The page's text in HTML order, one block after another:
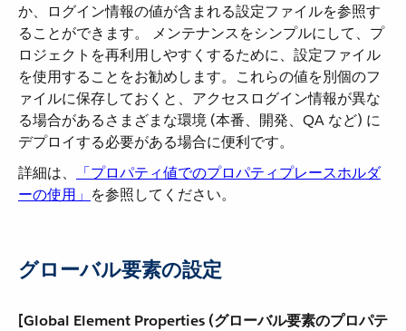
か、ログイン情報の値が含まれる設定ファイルを参照す
ることができます。 メンテナンスをシンプルにして、プ
ロジェクトを再利用しやすくするために、設定ファイル
を使用することをお勧めします。これらの値を別個のフ
ァイルに保存しておくと、アクセスログイン情報が異な
る場合があるさまざまな環境 (本番、開発、QA など) に
デプロイする必要がある場合に便利です。
詳細は、​
「プロパティ値でのプロパティプレースホルダ
ーの使用」 ​を参照してください。
グローバル要素の設定
[Global Element Properties (グローバル要素のプロパテ